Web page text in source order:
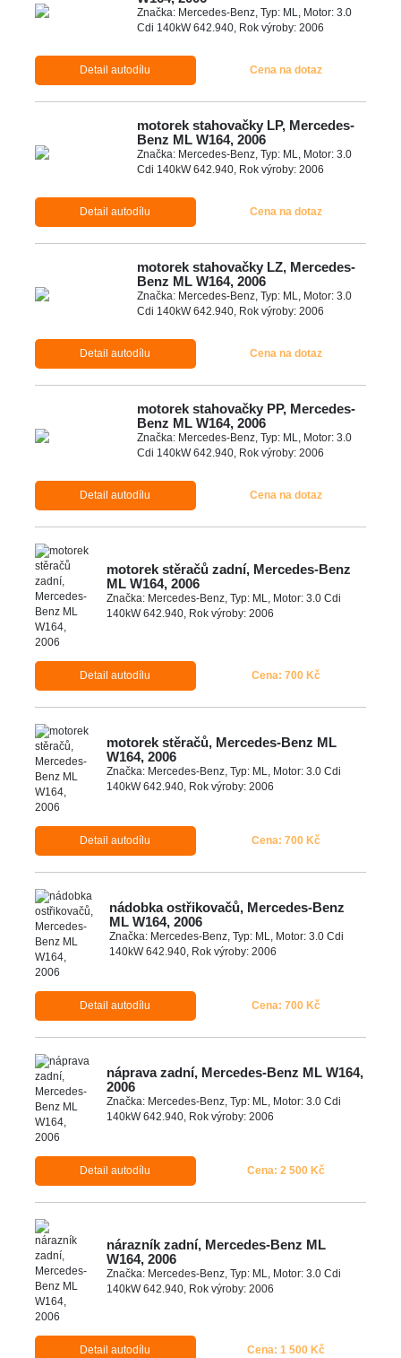
Značka: Mercedes-Benz, Typ: ML, Motor: 3.0
Cdi 140kW 642.940, Rok výroby: 2006
Detail autodílu Cena na dotaz
motorek stahovačky LP, Mercedes-
Benz ML W164, 2006
Značka: Mercedes-Benz, Typ: ML, Motor: 3.0
Cdi 140kW 642.940, Rok výroby: 2006
Detail autodílu Cena na dotaz
motorek stahovačky LZ, Mercedes-
Benz ML W164, 2006
Značka: Mercedes-Benz, Typ: ML, Motor: 3.0
Cdi 140kW 642.940, Rok výroby: 2006
Detail autodílu Cena na dotaz
motorek stahovačky PP, Mercedes-
Benz ML W164, 2006
Značka: Mercedes-Benz, Typ: ML, Motor: 3.0
Cdi 140kW 642.940, Rok výroby: 2006
Detail autodílu Cena na dotaz
motorek stěračů zadní, Mercedes-Benz
ML W164, 2006
Značka: Mercedes-Benz, Typ: ML, Motor: 3.0 Cdi
140kW 642.940, Rok výroby: 2006
Detail autodílu Cena: 700 Kč
motorek stěračů, Mercedes-Benz ML
W164, 2006
Značka: Mercedes-Benz, Typ: ML, Motor: 3.0 Cdi
140kW 642.940, Rok výroby: 2006
Detail autodílu Cena: 700 Kč
nádobka ostřikovačů, Mercedes-Benz
ML W164, 2006
Značka: Mercedes-Benz, Typ: ML, Motor: 3.0 Cdi
140kW 642.940, Rok výroby: 2006
Detail autodílu Cena: 700 Kč
náprava zadní, Mercedes-Benz ML W164,
2006
Značka: Mercedes-Benz, Typ: ML, Motor: 3.0 Cdi
140kW 642.940, Rok výroby: 2006
Detail autodílu Cena: 2 500 Kč
nárazník zadní, Mercedes-Benz ML
W164, 2006
Značka: Mercedes-Benz, Typ: ML, Motor: 3.0 Cdi
140kW 642.940, Rok výroby: 2006
Detail autodílu Cena: 1 500 Kč